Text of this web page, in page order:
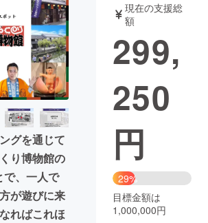
ジー・ガジェット
画 書籍・雑誌
・起業 チャレンジ
り・地域活性化
Social Good
CAMPFIRE Creation
るさと納税machi-ya コミュニティ
グを通じて
り博物館の
で、一人で
が遊びに来
ればこれほ
現在の支援総
額
299,
250
円
29%
目標金額は
1,000,000円